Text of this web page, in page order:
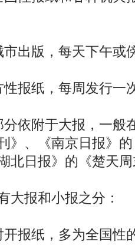
出版，每天下午或
报纸，每周发行一
附于大报，一般
》、《南京日报》
北日报》的《楚天
报和小报之分：
报纸，多为全国性